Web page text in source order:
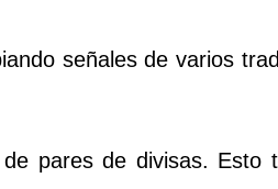
señales de varios
pares de divisas. Esto